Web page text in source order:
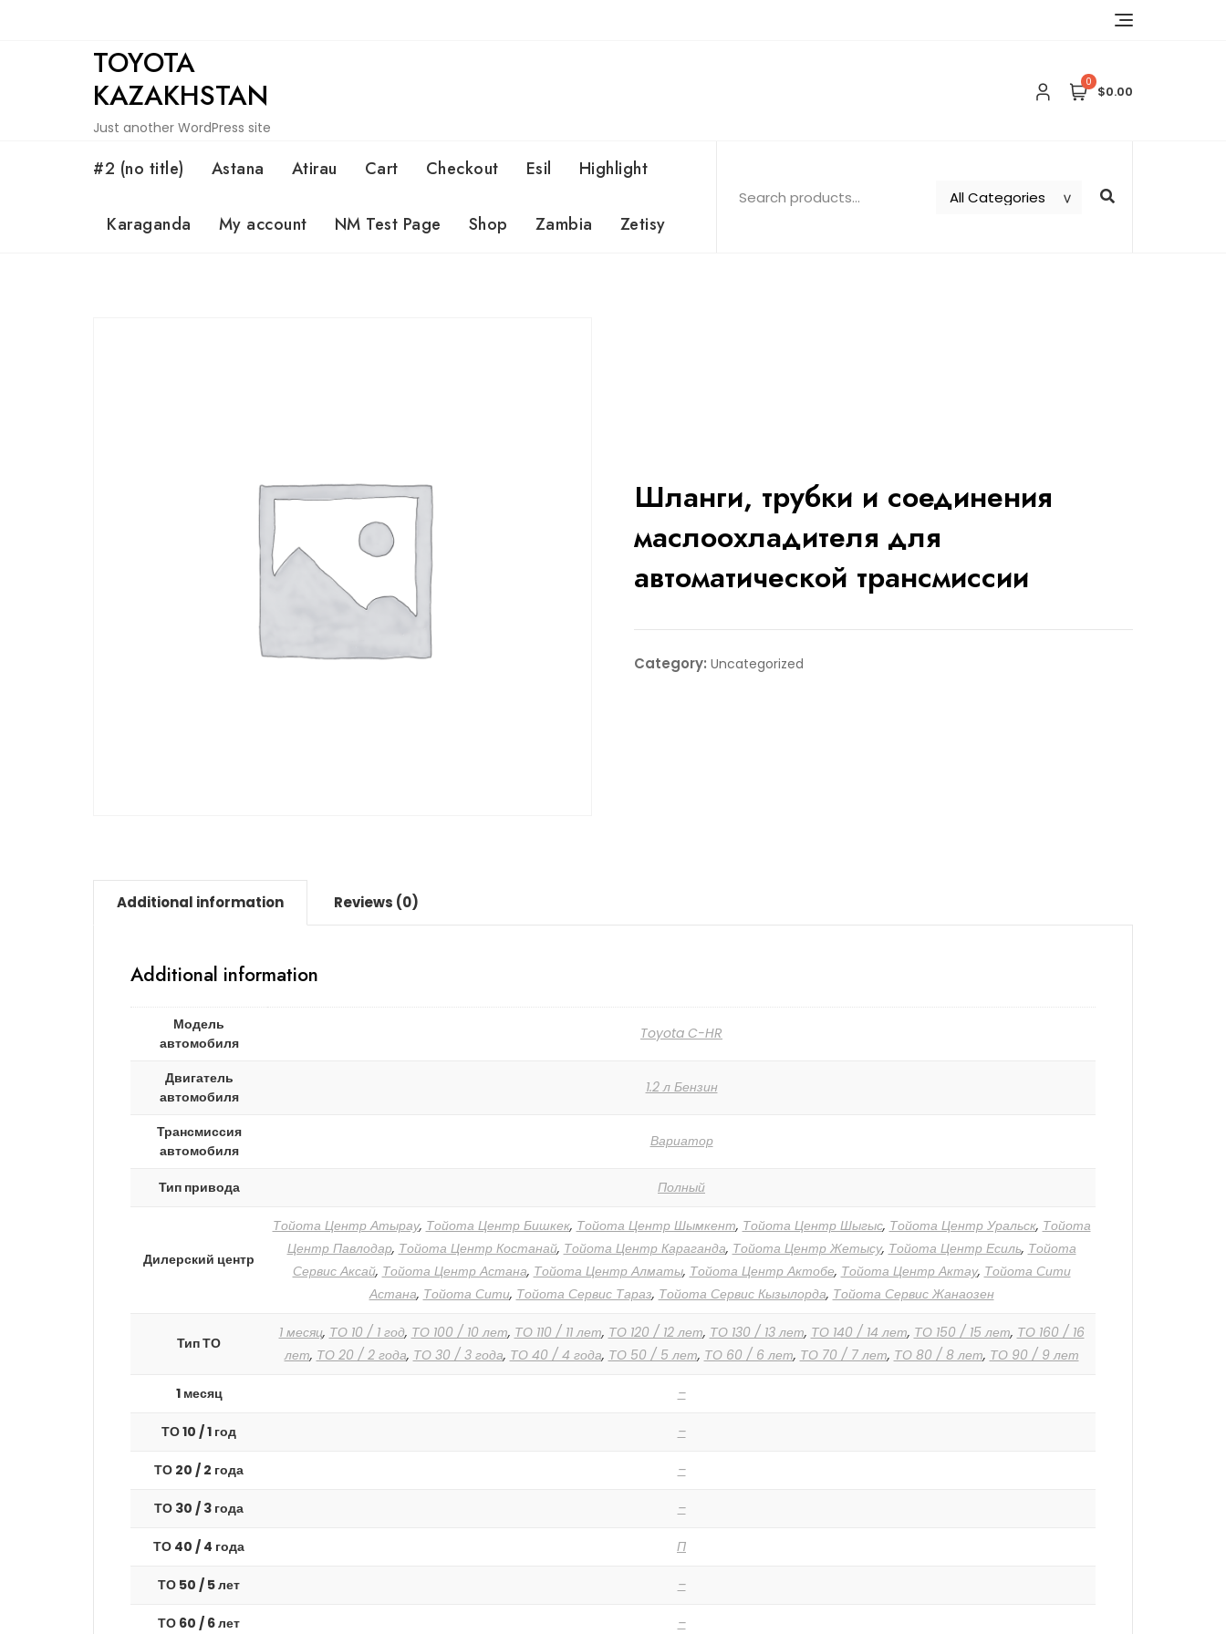
TOYOTA
KAZAKHSTAN
Just another WordPress site
0
$0.00
#2 (no title) Astana Atirau Cart Checkout Esil Highlight
Karaganda My account NM Test Page Shop Zambia Zetisy
Шланги, трубки и соединения
маслоохладителя для
автоматической трансмиссии
Category: Uncategorized
Additional information Reviews (0)
Additional information
Модель
автомобиля
Toyota C-HR
Двигатель
автомобиля
1.2 л Бензин
Трансмиссия
автомобиля
Вариатор
Тип привода Полный
Дилерский центр
Тойота Центр Атырау, Тойота Центр Бишкек, Тойота Центр Шымкент, Тойота Центр Шыгыс, Тойота Центр Уральск, Тойота
Центр Павлодар, Тойота Центр Костанай, Тойота Центр Караганда, Тойота Центр Жетысу, Тойота Центр Есиль, Тойота
Сервис Аксай, Тойота Центр Астана, Тойота Центр Алматы, Тойота Центр Актобе, Тойота Центр Актау, Тойота Сити
Астана, Тойота Сити, Тойота Сервис Тараз, Тойота Сервис Кызылорда, Тойота Сервис Жанаозен
Тип ТО
1 месяц, ТО 10 / 1 год, ТО 100 / 10 лет, ТО 110 / 11 лет, ТО 120 / 12 лет, ТО 130 / 13 лет, ТО 140 / 14 лет, ТО 150 / 15 лет, ТО 160 / 16
лет, ТО 20 / 2 года, ТО 30 / 3 года, ТО 40 / 4 года, ТО 50 / 5 лет, ТО 60 / 6 лет, ТО 70 / 7 лет, ТО 80 / 8 лет, ТО 90 / 9 лет
1 месяц –
ТО 10 / 1 год –
ТО 20 / 2 года –
ТО 30 / 3 года –
ТО 40 / 4 года П
ТО 50 / 5 лет –
ТО 60 / 6 лет –